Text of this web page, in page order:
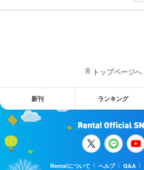
トップページへ
新刊 ランキング
Renta!について ヘルプ Q&A